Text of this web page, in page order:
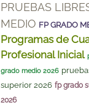
PRUEBAS
MEDIO FP GRADO
Programas de
Profesional Inicial
grado medio 2026
superior 2026 fp grado
2026